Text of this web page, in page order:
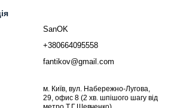
SanOK
+380664095558
fantikov@gmail.com
м. Київ, вул. Набережно-Лугова,
29, офис 8 (2 хв. шпішого шагу від